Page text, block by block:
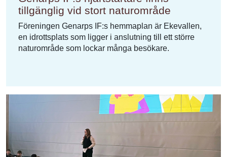
tillgänglig vid stort naturområde
Föreningen Genarps IF:s hemmaplan är Ekevallen,
en idrottsplats som ligger i anslutning till ett större
naturområde som lockar många besökare.